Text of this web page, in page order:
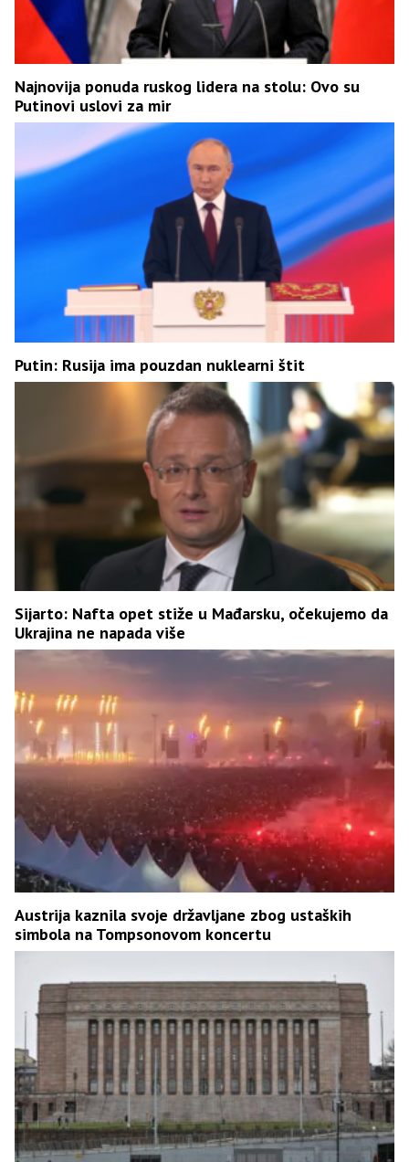
Najnovija ponuda ruskog lidera na stolu: Ovo su
Putinovi uslovi za mir
Putin: Rusija ima pouzdan nuklearni štit
Sijarto: Nafta opet stiže u Mađarsku, očekujemo da
Ukrajina ne napada više
Austrija kaznila svoje državljane zbog ustaških
simbola na Tompsonovom koncertu